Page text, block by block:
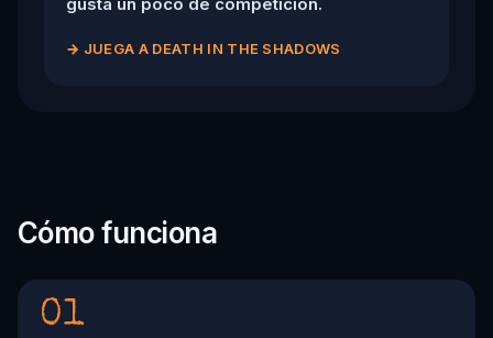
→ JUEGA A DEATH IN THE SHADOWS
Cómo funciona
01